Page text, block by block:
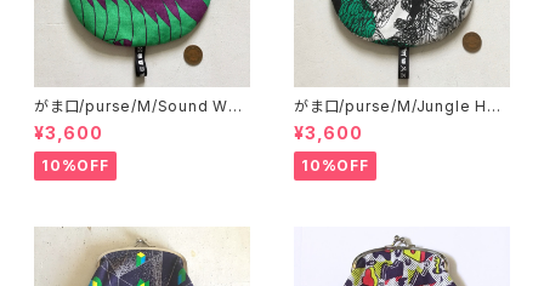
がま口/purse/M/Sound Wav
e
¥3,600
10%OFF
がま口/purse/M/Jungle Her
e
¥3,600
10%OFF